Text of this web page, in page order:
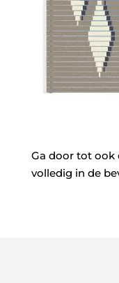
Ga door tot ook
volledig in de